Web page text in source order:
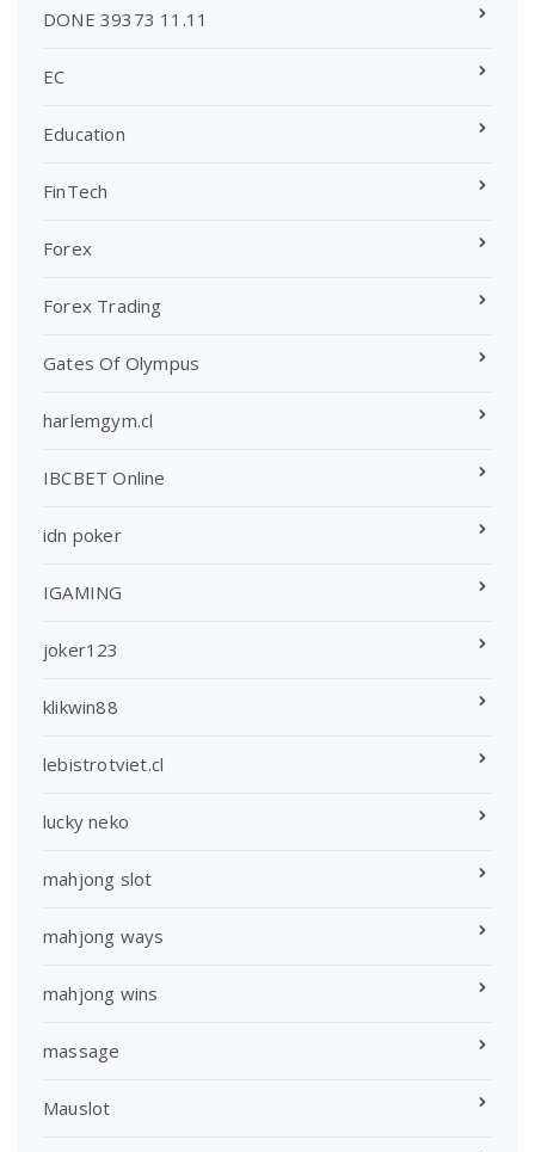
DONE 39373 11.11
EC
Education
FinTech
Forex
Forex Trading
Gates Of Olympus
harlemgym.cl
IBCBET Online
idn poker
IGAMING
joker123
klikwin88
lebistrotviet.cl
lucky neko
mahjong slot
mahjong ways
mahjong wins
massage
Mauslot